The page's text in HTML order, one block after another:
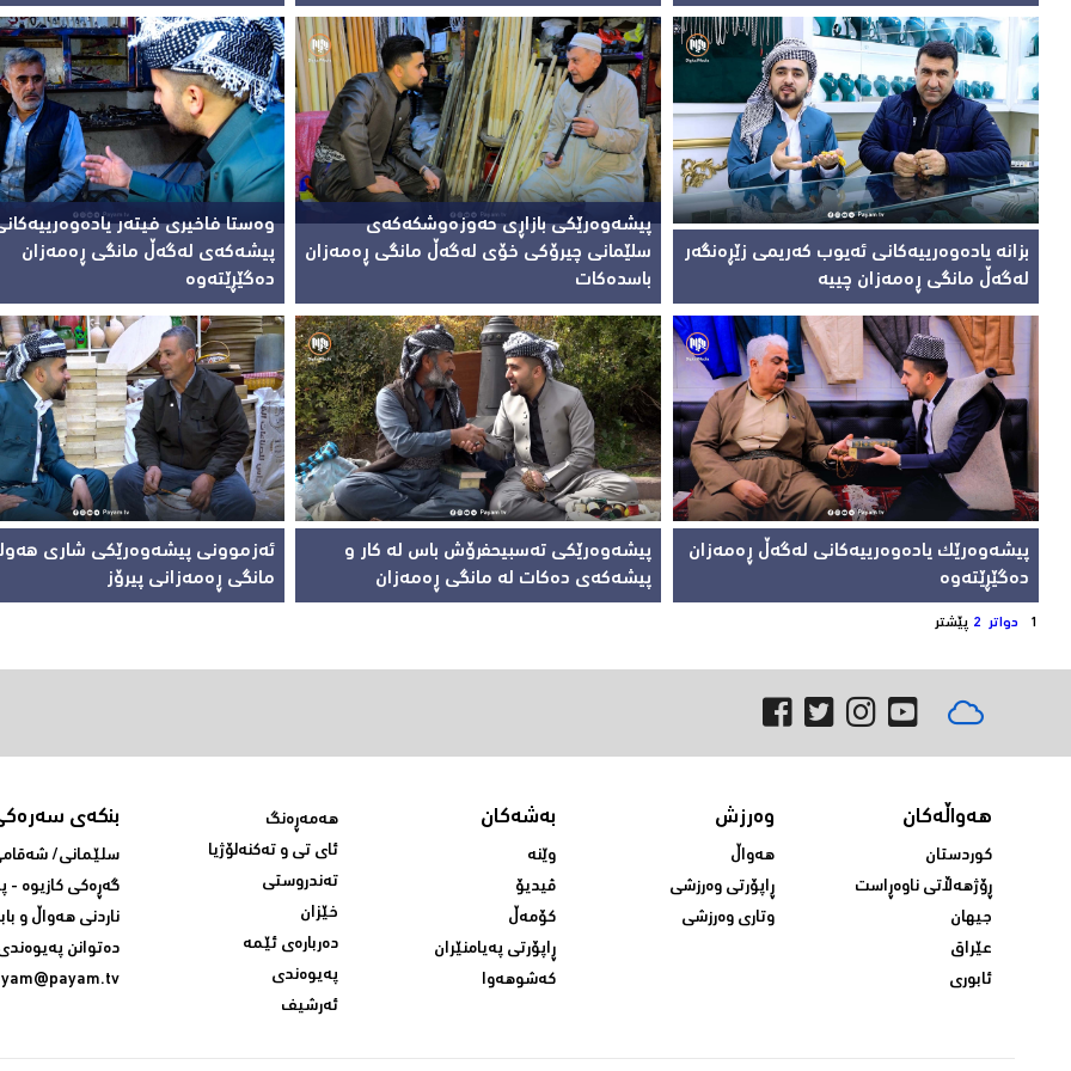
بزانە یادەوەرییەکانی ئەیوب کەریمی زێڕەنگەر
لەگەڵ مانگی ڕەمەزان چییە
پیشەوەرێکی بازاڕی حەوزەوشکەکەی
سلێمانی چیرۆکی خۆی لەگەڵ مانگی ڕەمەزان
باسدەکات
وەستا فاخیری فیتەر
پیشەکەی لەگەڵ مانگی ڕەمەزان
دەگێڕێتەوە
پیشەوەرێک یادەوەرییەکانی لەگەڵ ڕەمەزان
دەگێڕێتەوە
پیشەوەرێکی تەسبیحفرۆش باس لە کار و
پیشەکەی دەکات لە مانگی ڕەمەزان
ئەزموونی پیشەوەرێکی شاری
مانگی ڕەمەزانی پیرۆز
دواتر 1
2 پێشتر
هەواڵەکان
کوردستان
ڕۆژهەڵاتی ناوەڕاست
جیهان
عێراق
ئابوری
وەرزش
هەواڵ
ڕاپۆرتی وەرزشی
وتاری وەرزشی
بەشەکان
وێنە
ڤیدیۆ
کۆمەڵ
ڕاپۆرتی پەیامنێران
کەشوهەوا
هەمەڕەنگ
ئای تی و تەکنەلۆژیا
تەندروستی
خێزان
دەربارەی ئێمە
پەیوەندی
ئەرشیف
بنکەی
سلێمانی/
گه‌ڕه‌کی کازیوه‌
ناردنی‌ هه‌واڵ و
ده‌توانن